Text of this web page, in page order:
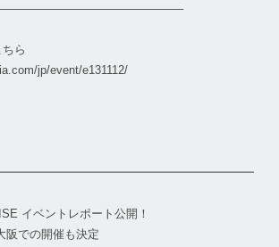
ら
jp/event/e131112/
イベントレポート公開！
での開催も決定